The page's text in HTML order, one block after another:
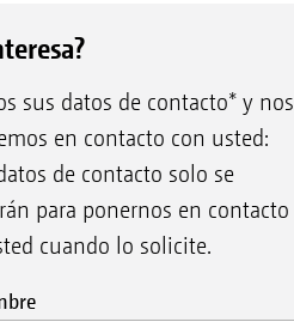
sus datos de contacto* y nos
en contacto con usted:
de contacto solo se
para ponernos en contacto
cuando lo solicite.